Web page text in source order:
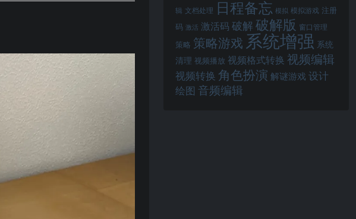
辑 文档处理 日程备忘 模拟 模拟游戏 注册
码 激活 激活码 破解 破解版 窗口管理
策略 策略游戏 系统增强 系统
清理 视频播放 视频格式转换 视频编辑
视频转换 角色扮演 解谜游戏 设计
绘图 音频编辑